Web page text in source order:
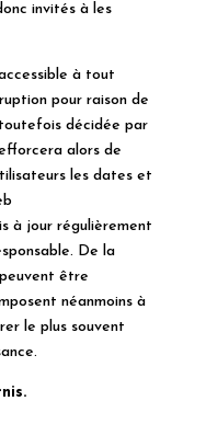
invités à les
à tout
pour raison de
décidée par
alors de
les dates et
à jour régulièrement
De la
être
néanmoins à
le plus souvent